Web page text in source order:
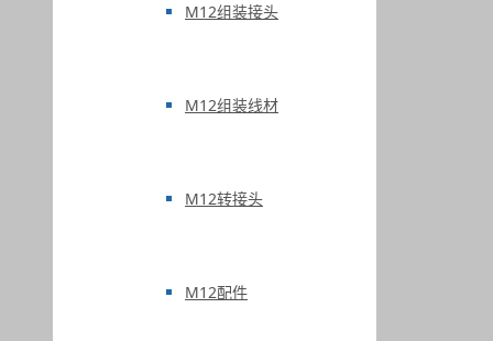
M12组装接头
M12组装线材
M12转接头
M12配件